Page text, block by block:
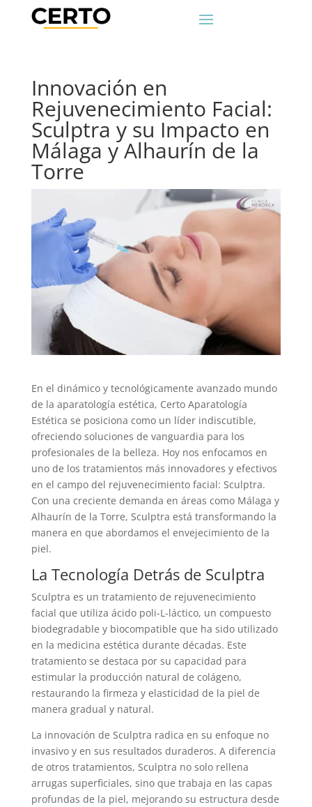
Innovación en
Rejuvenecimiento Facial:
Sculptra y su Impacto en
Málaga y Alhaurín de la
Torre
En el dinámico y tecnológicamente avanzado mundo
de la aparatología estética, Certo Aparatología
Estética se posiciona como un líder indiscutible,
ofreciendo soluciones de vanguardia para los
profesionales de la belleza. Hoy nos enfocamos en
uno de los tratamientos más innovadores y efectivos
en el campo del rejuvenecimiento facial: Sculptra.
Con una creciente demanda en áreas como Málaga y
Alhaurín de la Torre, Sculptra está transformando la
manera en que abordamos el envejecimiento de la
piel.
La Tecnología Detrás de Sculptra
Sculptra es un tratamiento de rejuvenecimiento
facial que utiliza ácido poli-L-láctico, un compuesto
biodegradable y biocompatible que ha sido utilizado
en la medicina estética durante décadas. Este
tratamiento se destaca por su capacidad para
estimular la producción natural de colágeno,
restaurando la firmeza y elasticidad de la piel de
manera gradual y natural.
La innovación de Sculptra radica en su enfoque no
invasivo y en sus resultados duraderos. A diferencia
de otros tratamientos, Sculptra no solo rellena
arrugas superficiales, sino que trabaja en las capas
profundas de la piel, mejorando su estructura desde